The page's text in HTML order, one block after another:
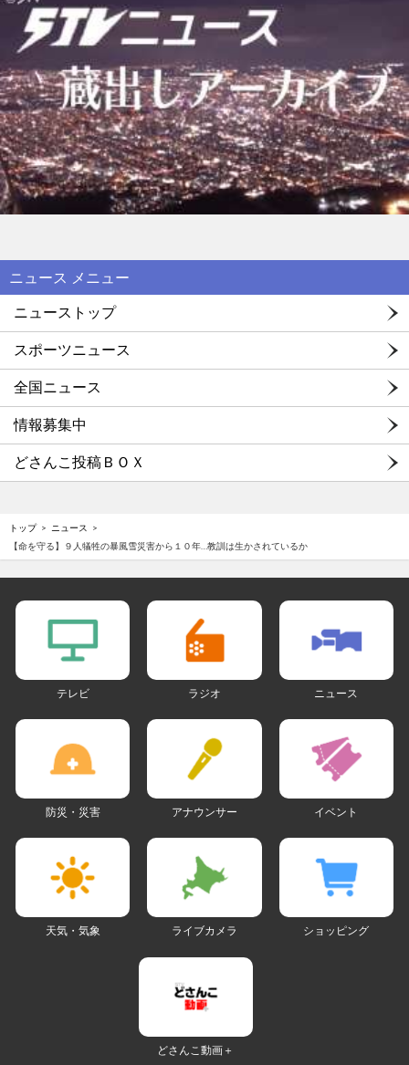
ニュース メニュー
ニューストップ
スポーツニュース
全国ニュース
情報募集中
どさんこ投稿ＢＯＸ
トップ
ニュース
【命を守る】９人犠牲の暴風雪災害から１０年…教訓は生かされているか
テレビ ラジオ ニュース
防災・災害 アナウンサー イベント
天気・気象 ライブカメラ ショッピング
どさんこ動画＋